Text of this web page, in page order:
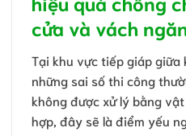
cửa và vách
Tại khu vực tiếp giáp giữa
những sai số thi công
không được xử lý bằng
hợp, đây sẽ là điểm yếu